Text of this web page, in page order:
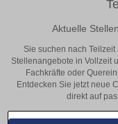
Aktuelle
Sie suchen nach
Stellenangebote in Vollzeit
Fachkräfte oder
Entdecken Sie jetzt neue
direkt auf